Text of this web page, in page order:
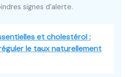
signes d’alerte.
et cholestérol :
le taux naturellement